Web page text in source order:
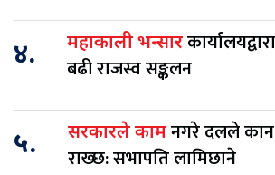
४. महाकाली भन्सार
बढी राजस्व सङ्कलन
५. सरकारले कामनगरे दलले कान
राख्छ: सभापति लामिछाने